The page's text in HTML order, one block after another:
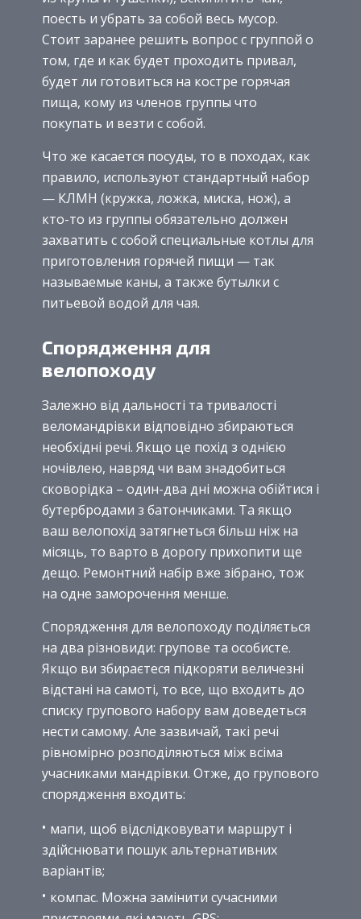
поесть и убрать за собой весь мусор.
Стоит заранее решить вопрос с группой о
том, где и как будет проходить привал,
будет ли готовиться на костре горячая
пища, кому из членов группы что
покупать и везти с собой.
Что же касается посуды, то в походах, как
правило, используют стандартный набор
— КЛМН (кружка, ложка, миска, нож), а
кто-то из группы обязательно должен
захватить с собой специальные котлы для
приготовления горячей пищи — так
называемые каны, а также бутылки с
питьевой водой для чая.
Спорядження для
велопоходу
Залежно від дальності та тривалості
веломандрівки відповідно збираються
необхідні речі. Якщо це похід з однією
ночівлею, навряд чи вам знадобиться
сковорідка – один-два дні можна обійтися і
бутербродами з батончиками. Та якщо
ваш велопохід затягнеться більш ніж на
місяць, то варто в дорогу прихопити ще
дещо. Ремонтний набір вже зібрано, тож
на одне заморочення менше.
Спорядження для велопоходу поділяється
на два різновиди: групове та особисте.
Якщо ви збираєтеся підкоряти величезні
відстані на самоті, то все, що входить до
списку групового набору вам доведеться
нести самому. Але зазвичай, такі речі
рівномірно розподіляються між всіма
учасниками мандрівки. Отже, до групового
спорядження входить:
мапи, щоб відслідковувати маршрут і
здійснювати пошук альтернативних
варіантів;
компас. Можна замінити сучасними